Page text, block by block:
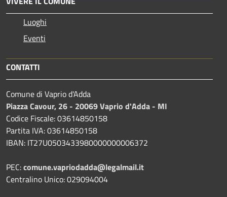
Luoghi
Eventi
CONTATTI
Comune di Vaprio d'Adda
Piazza Cavour, 26 - 20069 Vaprio d'Adda - MI
Codice Fiscale: 03614850158
Partita IVA: 03614850158
IBAN: IT27U0503433980000000006372
PEC:comune.vapriodadda@legalmail.it
Centralino Unico: 029094004